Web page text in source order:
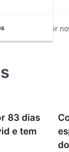
para impedir
83 dias
e tem